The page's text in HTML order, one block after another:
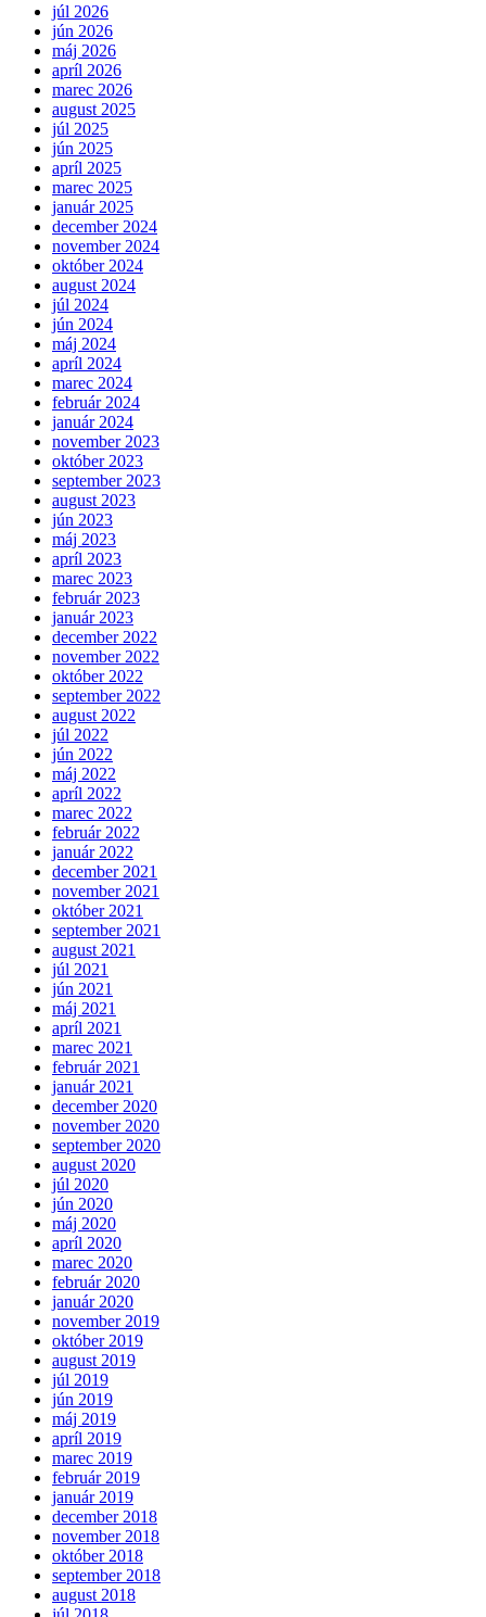
júl 2026
jún 2026
máj 2026
apríl 2026
marec 2026
august 2025
júl 2025
jún 2025
apríl 2025
marec 2025
január 2025
december 2024
november 2024
október 2024
august 2024
júl 2024
jún 2024
máj 2024
apríl 2024
marec 2024
február 2024
január 2024
november 2023
október 2023
september 2023
august 2023
jún 2023
máj 2023
apríl 2023
marec 2023
február 2023
január 2023
december 2022
november 2022
október 2022
september 2022
august 2022
júl 2022
jún 2022
máj 2022
apríl 2022
marec 2022
február 2022
január 2022
december 2021
november 2021
október 2021
september 2021
august 2021
júl 2021
jún 2021
máj 2021
apríl 2021
marec 2021
február 2021
január 2021
december 2020
november 2020
september 2020
august 2020
júl 2020
jún 2020
máj 2020
apríl 2020
marec 2020
február 2020
január 2020
november 2019
október 2019
august 2019
júl 2019
jún 2019
máj 2019
apríl 2019
marec 2019
február 2019
január 2019
december 2018
november 2018
október 2018
september 2018
august 2018